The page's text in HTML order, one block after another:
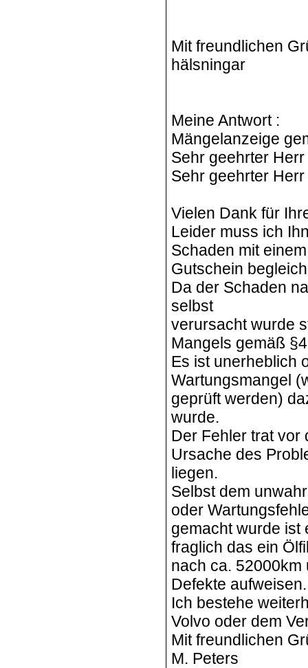
Mit freundlichen
hälsningar
Meine Antwort :
Mängelanzeige
Sehr geehrter Herr
Sehr geehrter Herr
Vielen Dank für
Leider muss ich
Schaden mit einem
Gutschein
Da der Schaden
selbst
verursacht wurde
Mangels gemäß
Es ist unerheblich
Wartungsmangel
geprüft werden)
wurde.
Der Fehler trat vor
Ursache des
liegen.
Selbst dem
oder
gemacht wurde ist
fraglich das ein
nach ca.
Defekte aufweisen.
Ich bestehe
Volvo oder dem
Mit freundlichen
M. Peters